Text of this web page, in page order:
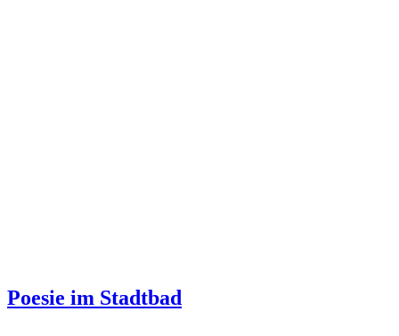
Poesie im Stadtbad